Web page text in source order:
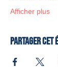
Afficher plus
Partager cet